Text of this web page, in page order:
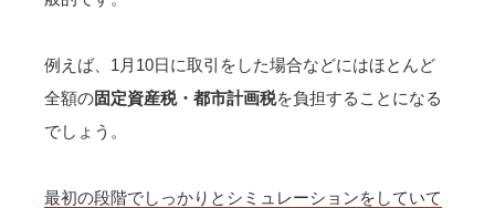
例えば、1月10日に取引をした場合などにはほとんど
全額の固定資産税・都市計画税を負担することになる
でしょう。
最初の段階でしっかりとシミュレーションをしていて